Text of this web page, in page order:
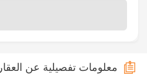
معلومات تفصيلية عن العقار